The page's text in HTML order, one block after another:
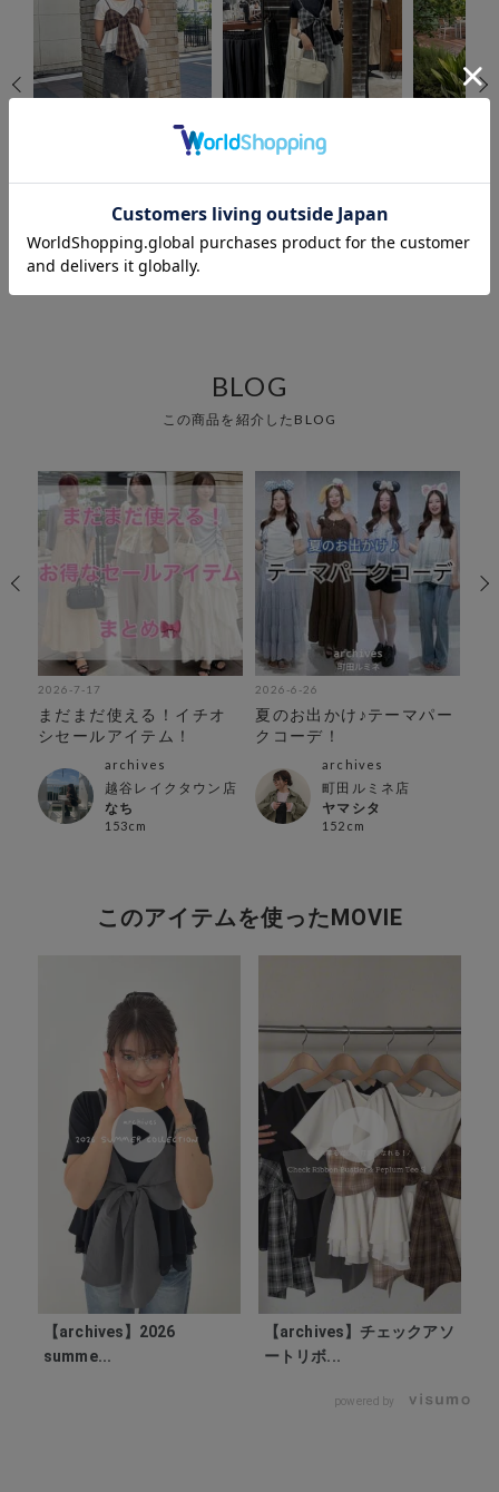
archives
越谷レイクタウン
店
りん
archives
立川ルミネ店
い で ゆ ず な
BLOG
この商品を紹介したBLOG
2026-7-17
まだまだ使える！イチオ
シセールアイテム！
archives
越谷レイクタウン店
なち
153cm
2026-6-26
夏のお出かけ♪テーマパー
クコーデ！
archives
町田ルミネ店
ヤマシタ
152cm
このアイテムを使ったMOVIE
【archives】2026
summe...
【archives】チェックアソ
ートリボ...
powered by